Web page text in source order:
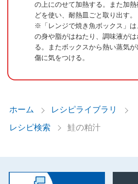
の上にのせて加熱する。また加
どを使い、耐熱皿ごと取り出す。
「レンジで焼き魚ボックス」
の身や脂がはねたり、調味液が
る。またボックスから熱い蒸気
傷に気をつける。
ホーム
レシピライブラリ
レシピ検索
鮭の粕汁